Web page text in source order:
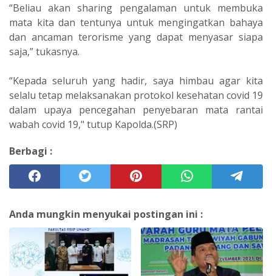
“Beliau akan sharing pengalaman untuk membuka
mata kita dan tentunya untuk mengingatkan bahaya
dan ancaman terorisme yang dapat menyasar siapa
saja,” tukasnya.
“Kepada seluruh yang hadir, saya himbau agar kita
selalu tetap melaksanakan protokol kesehatan covid 19
dalam upaya pencegahan penyebaran mata rantai
wabah covid 19," tutup Kapolda.(SRP)
Berbagi :
Anda mungkin menyukai postingan ini :